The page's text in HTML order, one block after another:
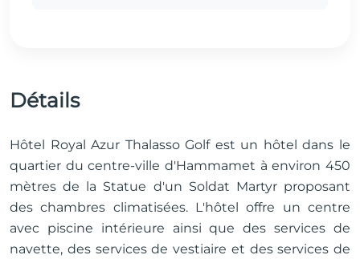
Détails
Hôtel Royal Azur Thalasso Golf est un hôtel dans le
quartier du centre-ville d'Hammamet à environ 450
mètres de la Statue d'un Soldat Martyr proposant
des chambres climatisées. L'hôtel offre un centre
avec piscine intérieure ainsi que des services de
navette, des services de vestiaire et des services de